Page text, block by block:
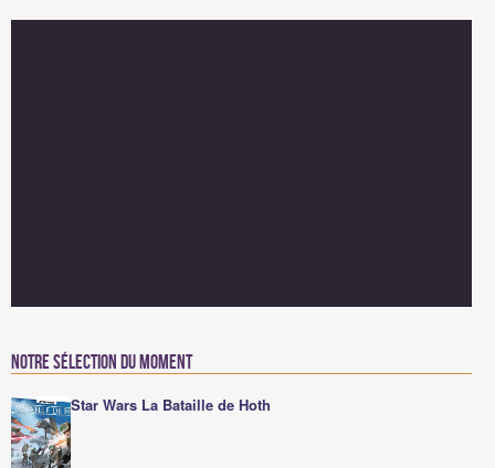
Notre sélection du moment
Star Wars La Bataille de Hoth